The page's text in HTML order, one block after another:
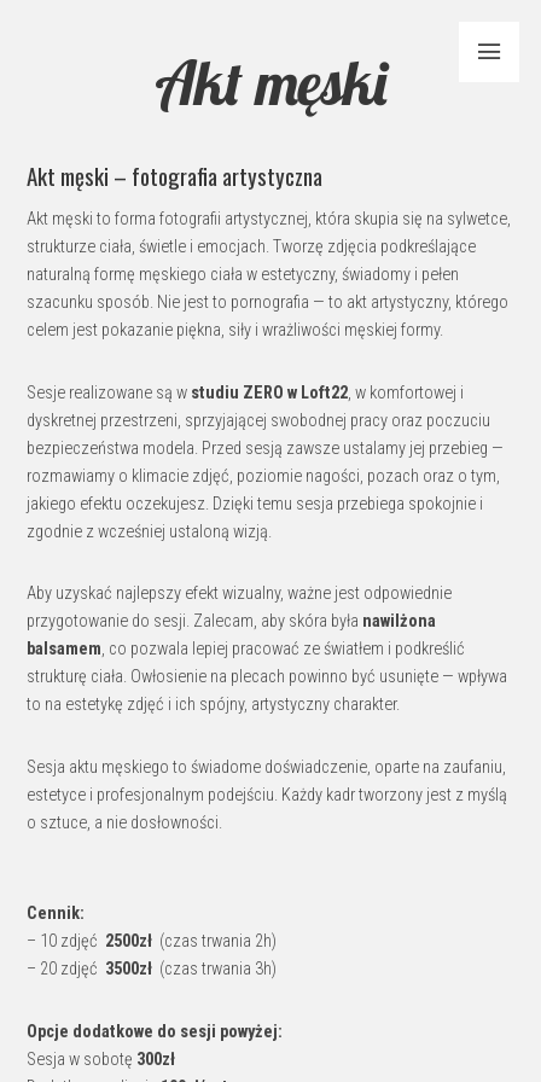
Akt męski
Akt męski – fotografia artystyczna
Akt męski to forma fotografii artystycznej, która skupia się na sylwetce,
strukturze ciała, świetle i emocjach. Tworzę zdjęcia podkreślające
naturalną formę męskiego ciała w estetyczny, świadomy i pełen
szacunku sposób. Nie jest to pornografia — to akt artystyczny, którego
celem jest pokazanie piękna, siły i wrażliwości męskiej formy.
Sesje realizowane są w studiu ZERO w Loft22, w komfortowej i
dyskretnej przestrzeni, sprzyjającej swobodnej pracy oraz poczuciu
bezpieczeństwa modela. Przed sesją zawsze ustalamy jej przebieg —
rozmawiamy o klimacie zdjęć, poziomie nagości, pozach oraz o tym,
jakiego efektu oczekujesz. Dzięki temu sesja przebiega spokojnie i
zgodnie z wcześniej ustaloną wizją.
Aby uzyskać najlepszy efekt wizualny, ważne jest odpowiednie
przygotowanie do sesji. Zalecam, aby skóra była nawilżona
balsamem, co pozwala lepiej pracować ze światłem i podkreślić
strukturę ciała. Owłosienie na plecach powinno być usunięte — wpływa
to na estetykę zdjęć i ich spójny, artystyczny charakter.
Sesja aktu męskiego to świadome doświadczenie, oparte na zaufaniu,
estetyce i profesjonalnym podejściu. Każdy kadr tworzony jest z myślą
o sztuce, a nie dosłowności.
Cennik:
– 10 zdjęć 2500zł (czas trwania 2h)
– 20 zdjęć 3500zł (czas trwania 3h)
Opcje dodatkowe do sesji powyżej:
Sesja w sobotę 300zł